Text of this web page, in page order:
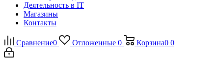
Деятельность в IT
Магазины
Контакты
Сравнение0 Отложенные 0 Корзина0 0